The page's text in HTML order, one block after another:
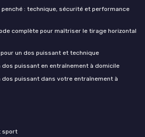
: technique, sécurité et performance
complète pour maîtriser le tirage horizontal
un dos puissant et technique
dos puissant en entraînement à domicile
dos puissant dans votre entraînement à
sport